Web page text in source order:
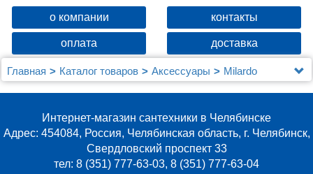
о компании контакты
оплата доставка
Главная Каталог товаров Аксессуары
Milardo
Столик на ванну Milardo 102W000M44
Интернет-магазин сантехники в Челябинске
Адрес: 454084, Россия, Челябинская область, г. Челябинск,
Свердловский проспект 33
тел: 8 (351) 777-63-03, 8 (351) 777-63-04